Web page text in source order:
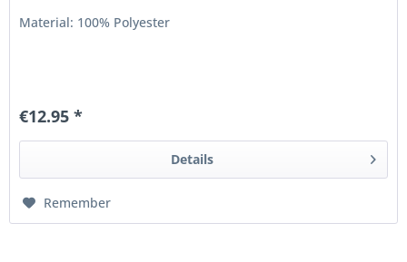
Material: 100% Polyester
€12.95 *
Details
Remember